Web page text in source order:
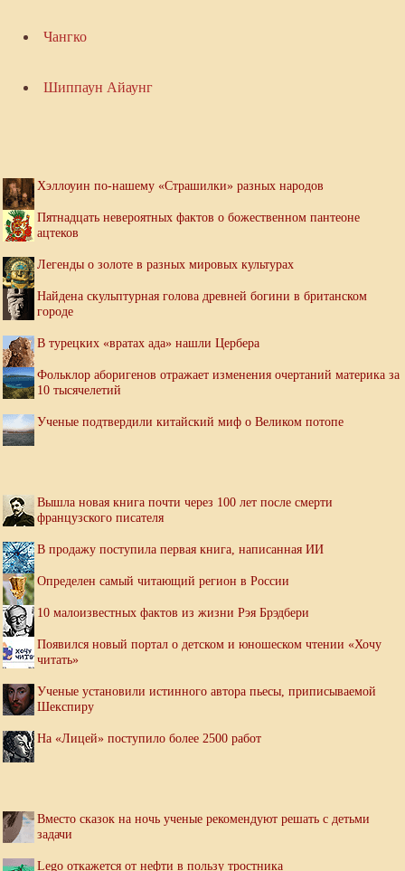
Чангко
Шиппаун Айаунг
Хэллоуин по-нашему «Страшилки» разных народов
Пятнадцать невероятных фактов о божественном пантеоне
ацтеков
Легенды о золоте в разных мировых культурах
Найдена скульптурная голова древней богини в британском
городе
В турецких «вратах ада» нашли Цербера
Фольклор аборигенов отражает изменения очертаний материка за
10 тысячелетий
Ученые подтвердили китайский миф о Великом потопе
Вышла новая книга почти через 100 лет после смерти
французского писателя
В продажу поступила первая книга, написанная ИИ
Определен самый читающий регион в России
10 малоизвестных фактов из жизни Рэя Брэдбери
Появился новый портал о детском и юношеском чтении «Хочу
читать»
Ученые установили истинного автора пьесы, приписываемой
Шекспиру
На «Лицей» поступило более 2500 работ
Вместо сказок на ночь ученые рекомендуют решать с детьми
задачи
Lego откажется от нефти в пользу тростника